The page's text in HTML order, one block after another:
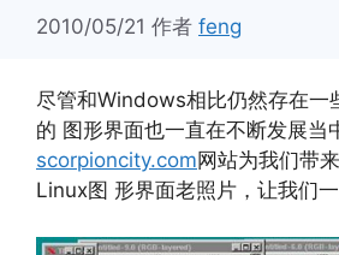
2010/05/21 作者 feng
尽管和Windows相比仍然存在一
的 图形界面也一直在不断发展当
scorpioncity.com网站为我们带
Linux图 形界面老照片，让我们一